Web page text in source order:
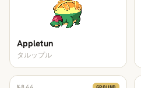
Appletun
タルップル